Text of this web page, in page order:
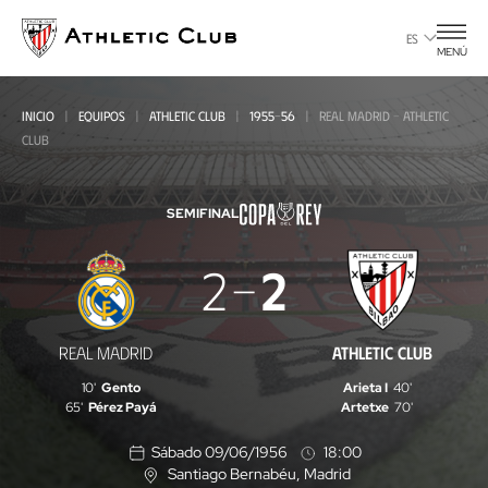
contenido
principal
ES
MENÚ
INICIO EQUIPOS ATHLETIC CLUB 1955-56
REAL MADRID - ATHLETIC
CLUB
SEMIFINAL
Real
Madrid
-
Athletic
Club
REAL MADRID
2 2
ATHLETIC CLUB
10' Gento
65' Pérez Payá
Arieta I 40'
Artetxe 70'
Sábado 09/06/1956
18:00
U
Santiago Bernabéu, Madrid